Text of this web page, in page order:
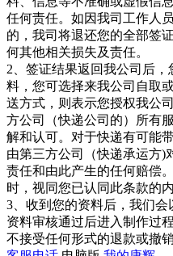
任何责任。如因我司工作人
的，我司将退还您的全部签
何其他相关损失及责任。
2、签证结果返回我公司后
料，您可选择来我公司自取
送方式，则表示您授权我公
方公司（快递公司的）所有
解和认可。对于快递有可能
由第三方公司（快递承运方)
责任和由此产生的任何赔偿
时，视同您已认同此条款的内
3、收到您的资料后，我们
资料审核通过后进入制作过
不接受任何形式的退款或撤销